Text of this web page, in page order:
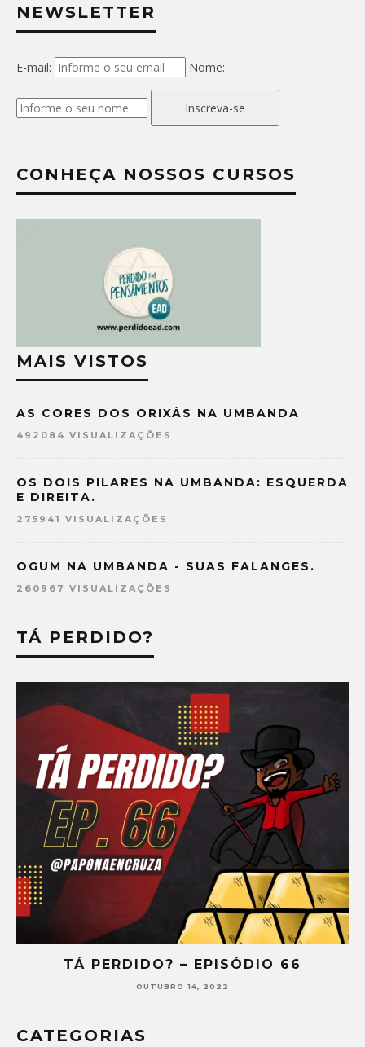
NEWSLETTER
E-mail: Nome:
Inscreva-se
CONHEÇA NOSSOS CURSOS
MAIS VISTOS
AS CORES DOS ORIXÁS NA UMBANDA
492084 VISUALIZAÇÕES
OS DOIS PILARES NA UMBANDA: ESQUERDA
E DIREITA.
275941 VISUALIZAÇÕES
OGUM NA UMBANDA - SUAS FALANGES.
260967 VISUALIZAÇÕES
TÁ PERDIDO?
TÁ PERDIDO? – EPISÓDIO 66
OUTUBRO 14, 2022
CATEGORIAS